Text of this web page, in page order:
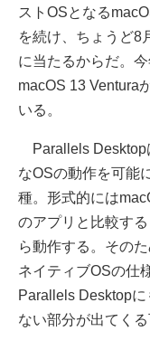
ストOSとなる
を続け、ちょうど8
に当たるからだ。
macOS 13 Ventura
いる。
Parallels Desktop
なOSの動作を可能
種。形式的には
のアプリと比較す
ら動作する。その
ネイティブOSの仕
Parallels Desktop
ない部分が出てくる